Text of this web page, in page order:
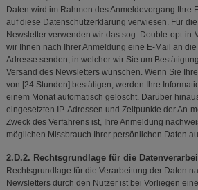
Daten wird im Rahmen des Anmeldevorgang Ihre
auf diese Datenschutzerklärung verwiesen. Für
Newsletter verwenden wir das sog. Double-opt-in-
wir Ihnen nach Ihrer Anmeldung eine E-Mail an
Adresse senden, in welcher wir Sie um
Versand des Newsletters wünschen. Wenn Sie
von [24 Stunden] bestätigen, werden Ihre
einem Monat automatisch gelöscht. Darüber
eingesetzten IP-Adressen und Zeitpunkte der An-
Zweck des Verfahrens ist, Ihre Anmeldung
möglichen Missbrauch Ihrer persönlichen Daten
2.D.2. Rechtsgrundlage für die
Rechtsgrundlage für die Verarbeitung der Daten
Newsletters durch den Nutzer ist bei Vorliegen